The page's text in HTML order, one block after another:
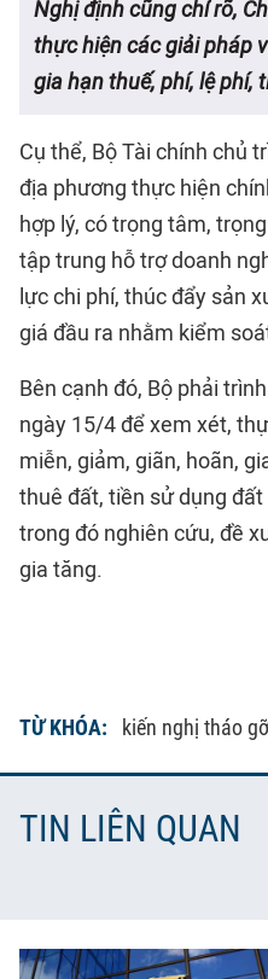
Nghị định cũng chỉ rõ,
thực hiện các giải pháp
gia hạn thuế, phí, lệ phí,
Cụ thể, Bộ Tài chính chủ
địa phương thực hiện
hợp lý, có trọng tâm,
tập trung hỗ trợ doanh
lực chi phí, thúc đẩy sản
giá đầu ra nhằm kiểm
Bên cạnh đó, Bộ phải
ngày 15/4 để xem xét,
miễn, giảm, giãn, hoãn,
thuê đất, tiền sử dụng
trong đó nghiên cứu, đề
gia tăng.
TỪ KHÓA: kiến nghị tháo
TIN LIÊN QUAN